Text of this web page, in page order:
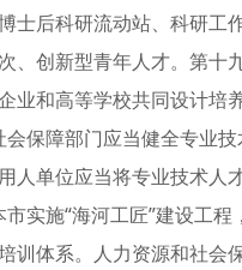
士后科研流动站、科研
、创新型青年人才。第
业和高等学校共同设计
保障部门应当健全专业
人单位应当将专业技术
实施“海河工匠”建设工
训体系。人力资源和社